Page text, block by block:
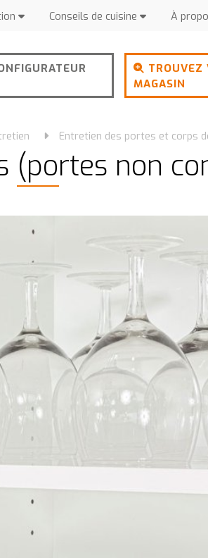
Conseils de cuisine À
TROUVEZ
MAGASIN
Entretien des portes et corps
(portes non